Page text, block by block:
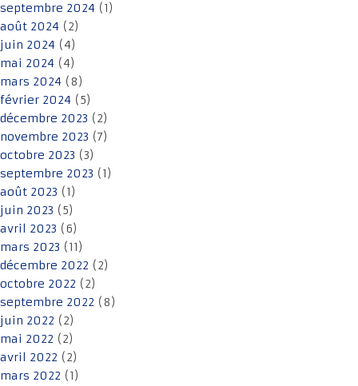
septembre 2024 (1)
août 2024 (2)
juin 2024 (4)
mai 2024 (4)
mars 2024 (8)
février 2024 (5)
décembre 2023 (2)
novembre 2023 (7)
octobre 2023 (3)
septembre 2023 (1)
août 2023 (1)
juin 2023 (5)
avril 2023 (6)
mars 2023 (11)
décembre 2022 (2)
octobre 2022 (2)
septembre 2022 (8)
juin 2022 (2)
mai 2022 (2)
avril 2022 (2)
mars 2022 (1)